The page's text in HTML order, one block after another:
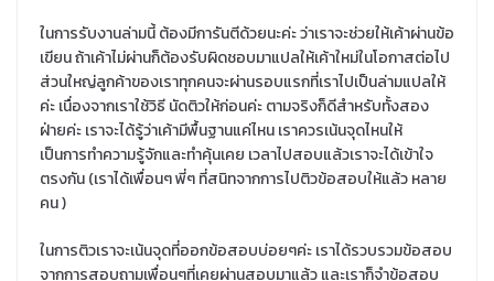
ในการรับงานล่ามนี้ ต้องมีการันตีด้วยนะค่ะ ว่าเราจะช่วยให้เค้าผ่านข้อ
เขียน ถ้าเค้าไม่ผ่านก็ต้องรับผิดชอบมาแปลให้เค้าใหม่ในโอกาสต่อไป
ส่วนใหญ่ลูกค้าของเราทุกคนจะผ่านรอบแรกที่เราไปเป็นล่ามแปลให้
ค่ะ เนื่องจากเราใช้วิธี นัดติวให้ก่อนค่ะ ตามจริงก็ดีสำหรับทั้งสอง
ฝ่ายค่ะ เราจะได้รู้ว่าเค้ามีพื้นฐานแค่ไหน เราควรเน้นจุดไหนให้
เป็นการทำความรู้จักและทำคุ้นเคย เวลาไปสอบแล้วเราจะได้เข้าใจ
ตรงกัน (เราได้เพื่อนๆ พี่ๆ ที่สนิทจากการไปติวข้อสอบให้แล้ว หลาย
คน )
ในการติวเราจะเน้นจุดที่ออกข้อสอบบ่อยๆค่ะ เราได้รวบรวมข้อสอบ
จากการสอบถามเพื่อนๆที่เคยผ่านสอบมาแล้ว และเราก็จำข้อสอบ